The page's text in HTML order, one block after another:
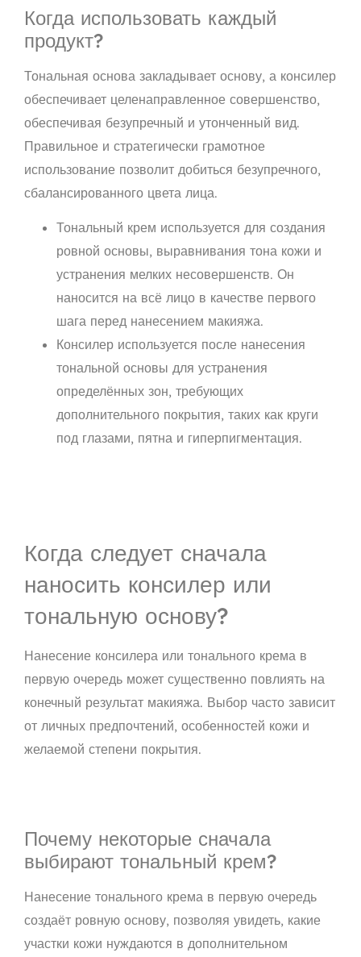
Когда использовать каждый
продукт?
Тональная основа закладывает основу, а консилер
обеспечивает целенаправленное совершенство,
обеспечивая безупречный и утонченный вид.
Правильное и стратегически грамотное
использование позволит добиться безупречного,
сбалансированного цвета лица.
Тональный крем используется для создания
ровной основы, выравнивания тона кожи и
устранения мелких несовершенств. Он
наносится на всё лицо в качестве первого
шага перед нанесением макияжа.
Консилер используется после нанесения
тональной основы для устранения
определённых зон, требующих
дополнительного покрытия, таких как круги
под глазами, пятна и гиперпигментация.
Когда следует сначала
наносить консилер или
тональную основу?
Нанесение консилера или тонального крема в
первую очередь может существенно повлиять на
конечный результат макияжа. Выбор часто зависит
от личных предпочтений, особенностей кожи и
желаемой степени покрытия.
Почему некоторые сначала
выбирают тональный крем?
Нанесение тонального крема в первую очередь
создаёт ровную основу, позволяя увидеть, какие
участки кожи нуждаются в дополнительном